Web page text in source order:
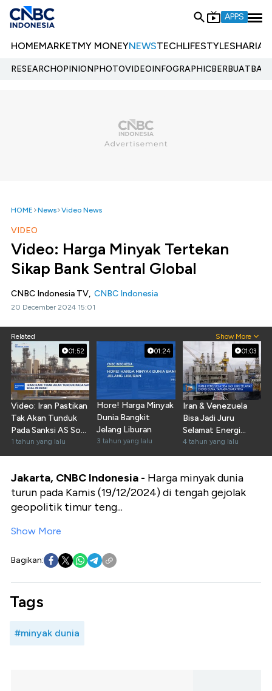
APPS
HOMEMARKETMY MONEYNEWSTECHLIFESTYLESHARIA
RESEARCHOPINIONPHOTOVIDEOINFOGRAPHIC
HOME News Video News
VIDEO
Video: Harga Minyak Tertekan
Sikap Bank Sentral Global
CNBC Indonesia TV, CNBC Indonesia
20 December 2024 15:01
Related Show More
01:52
Video: Iran Pastikan
Tak Akan Tunduk
Pada Sanksi AS Soal
Minyak
1 tahun yang lalu
01:24
Hore! Harga Minyak
Dunia Bangkit
Jelang Liburan
3 tahun yang lalu
01:03
Iran & Venezuela
Bisa Jadi Juru
Selamat Energi
Dunia, Tapi...
4 tahun yang lalu
Jakarta, CNBC Indonesia - Harga minyak dunia
turun pada Kamis (19/12/2024) di tengah gejolak
geopolitik timur teng...
Show More
Bagikan:
Tags
#minyak dunia